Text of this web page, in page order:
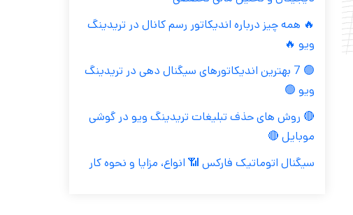
🔥 همه چیز درباره اندیکاتور رسم کانال در تریدینگ
ویو 🔥
🟢 7 بهترین اندیکاتورهای سیگنال دهی در تریدینگ
ویو 🟢
🔴 روش های حذف تبلیغات تریدینگ ویو در گوشی
موبایل 🔴
سیگنال اتوماتیک فارکس 📶 انواع، مزایا و نحوه کار